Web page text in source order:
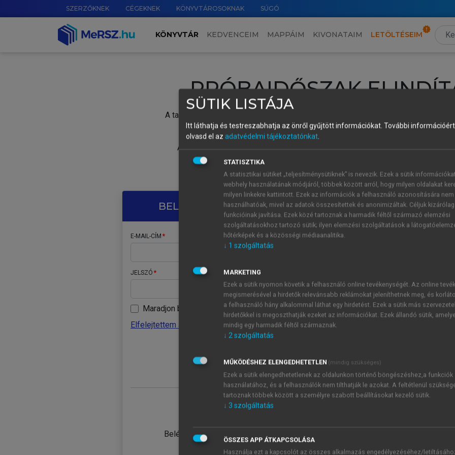
SZERZŐKNEK CÉGEKNEK KÖNYVTÁROSOKNAK SÚGÓ
KÖNYVTÁR KEDVENCEIM MAPPÁIM KIVONATAIM LETÖLTÉSEIM
PRÓBAIDŐSZAK
A tartalom megtekintéséhez lépj be a saját fiókoddal, iskolai azonosítóddal vagy
Új felhasználóként1 óra díjmentes hozzáférésrevagy
A próbaidőszak elindításához,
vagy hozz
A regisztráció után a
BELÉPÉS SAJÁT FIÓKKAL
E-MAIL-CÍM
JELSZÓ
Maradjon belépve
Elfelejtettem a jelszavamat
Belépés intézményi azonosítóval
ÚJ FIÓK
1 óra
JELSZÓ
Kérek értesítést a MeRSZ
Kérek értesítést az
SÜTIK LISTÁJA
Itt láthatja és testreszabhatja az önről gyűjtött információkat. További
olvasd el az adatvédelmi tájékoztatónkat.
STATISZTIKA
A statisztikai sütiket „teljesítménysütiknek” is nevezik. Ezek a sütik
webhely használatának módjáról, többek között arról, hogy milyen oldalakat
milyen linkekre kattintott. Ezek az információk a felhasználó azonosítására nem
használhatóak, mivel az adatok összesítettek és anonimizáltak. Céljuk
funkcióinak javítása. Ezek közé tartoznak a harmadik féltől származó elemzési
szolgáltatásokhoz tartozó sütik; ilyen elemzési szolgáltatások a
hőtérképek és a közösségi médiaanalitika.
↓ 1 szolgáltatás
MARKETING
Ezek a sütik nyomon követik a felhasználó online tevékenységét. Az online
megismerésével a hirdetők relevánsabb reklámokat jeleníthetnek meg, és
a felhasználó hány alkalommal láthat egy hirdetést. Ezek a sütik más
hirdetőkkel is megoszthatják ezeket az információkat. Ezek állandó sütik,
mindig egy harmadik féltől származnak.
↓ 2szolgáltatás
MŰKÖDÉSHEZ ELENGEDHETETLEN (mindig szükséges)
Ezek a sütik elengedhetetlenek az oldalunkon történő böngészéshez,a funkciók
használatához, és a felhasználók nem tilthatják le azokat. A feltétlenül
tartoznak többek között a személyre szabott beállításokat kezelő sütik.
↓ 3 szolgáltatás
ÖSSZES APP ÁTKAPCSOLÁSA
Használja ezt a kapcsolót az összes alkalmazás engedélyezéséhez/